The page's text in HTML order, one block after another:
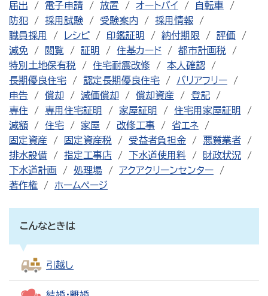
届出
電子申請 放置 オートバイ
自転車
防犯
採用試験 受験案内
採用情報
職員採用
レシピ 印鑑証明 納付期限
評価
減免
閲覧 証明 住基カード
都市計画税
特別土地保有税
住宅耐震改修
本人確認
長期優良住宅
認定長期優良住宅
バリアフリー
申告
償却 減価償却 償却資産
登記
専住
専用住宅証明 家屋証明
住宅用家屋証明
減額
住宅 家屋 改修工事
省エネ
固定資産
固定資産税 受益者負担金
悪質業者
排水設備
指定工事店 下水道使用料
財政状況
下水道計画
処理場
アクアクリーンセンター
著作権
ホームページ
こんなときは
引越し